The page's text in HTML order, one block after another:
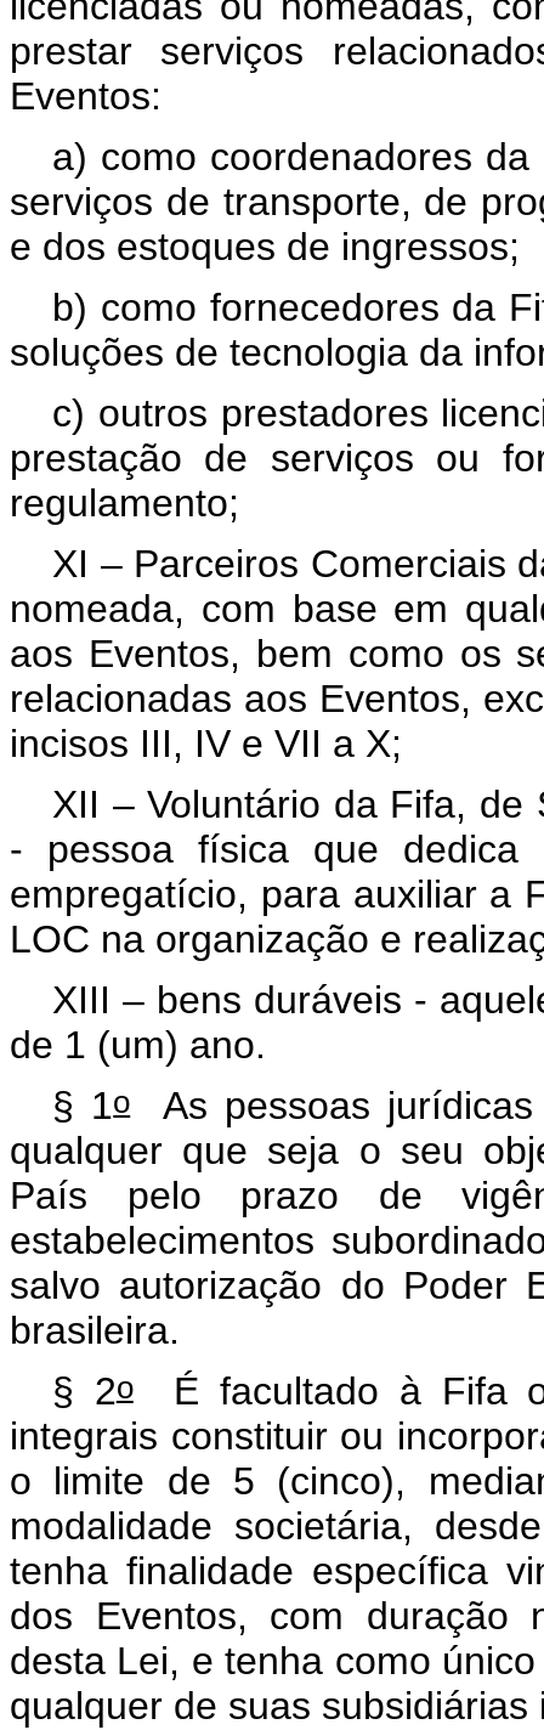
prestar serviços
Eventos:
a) como coordenadores
serviços de transporte, de
e dos estoques de ingressos;
b) como fornecedores da
soluções de tecnologia da
c) outros prestadores
prestação de serviços ou
regulamento;
XI – Parceiros Comerciais
nomeada, com base em
aos Eventos, bem como os
relacionadas aos Eventos,
incisos III, IV e VII a X;
XII – Voluntário da Fifa,
- pessoa física que
empregatício, para auxiliar a
LOC na organização e
XIII – bens duráveis -
de 1 (um) ano.
§ 1oAs pessoas jurídicas
qualquer que seja o seu
País pelo prazo de
estabelecimentos
salvo autorização do Poder
brasileira.
§ 2oÉ facultado à Fifa
integrais constituir ou
o limite de 5 (cinco),
modalidade societária,
tenha finalidade específica
dos Eventos, com duração
desta Lei, e tenha como
qualquer de suas subsidiárias